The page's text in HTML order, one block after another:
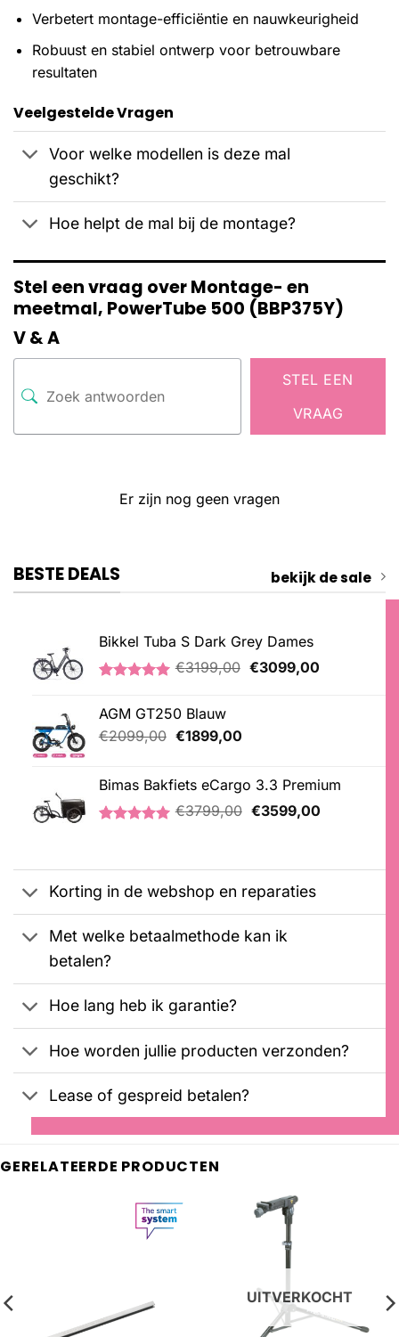
Verbetert montage-efficiëntie en nauwkeurigheid
Robuust en stabiel ontwerp voor betrouwbare
resultaten
Veelgestelde Vragen
Voor welke modellen is deze mal
geschikt?
Hoe helpt de mal bij de montage?
Stel een vraag over Montage- en
meetmal, PowerTube 500 (BBP375Y)
V & A
STEL EEN
VRAAG
Er zijn nog geen vragen
BESTE DEALS bekijk de sale
Bikkel Tuba S Dark Grey Dames
gebaseerd
op
klantbeoordeling
€3199,00 Oorspronkelijke
€3099,00Huidige
AGM GT250 Blauw
€2099,00 Oorspronkelijke
€2099,00.
€1899,00Huidige
€1899,00.
Bimas Bakfiets eCargo 3.3 Premium
klantbeoordelingen
€3799,00 Oorspronkelijke
€3599,00Huidige
Korting in de webshop en reparaties
Met welke betaalmethode kan ik
betalen?
Hoe lang heb ik garantie?
Hoe worden jullie producten verzonden?
Lease of gespreid betalen?
GERELATEERDE PRODUCTEN
UITVERKOCHT